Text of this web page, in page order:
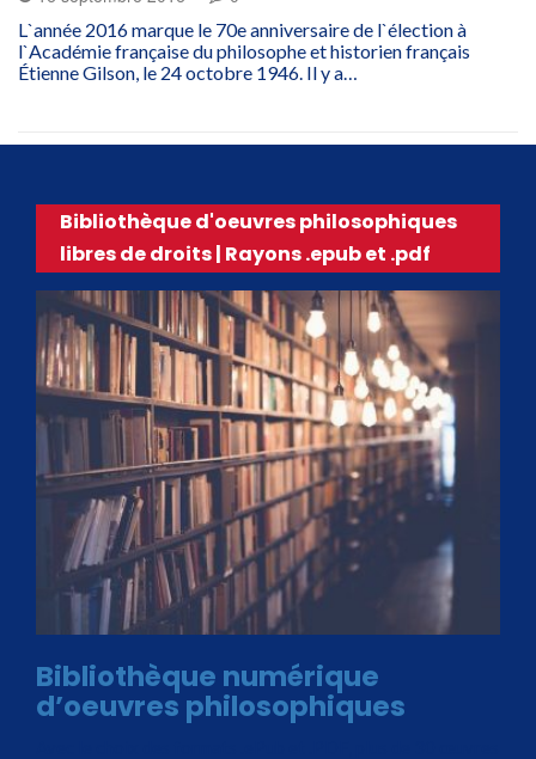
L`année 2016 marque le 70e anniversaire de l`élection à
l`Académie française du philosophe et historien français
Étienne Gilson, le 24 octobre 1946. Il y a…
Bibliothèque d'oeuvres philosophiques
libres de droits | Rayons .epub et .pdf
Bibliothèque numérique
d’oeuvres philosophiques